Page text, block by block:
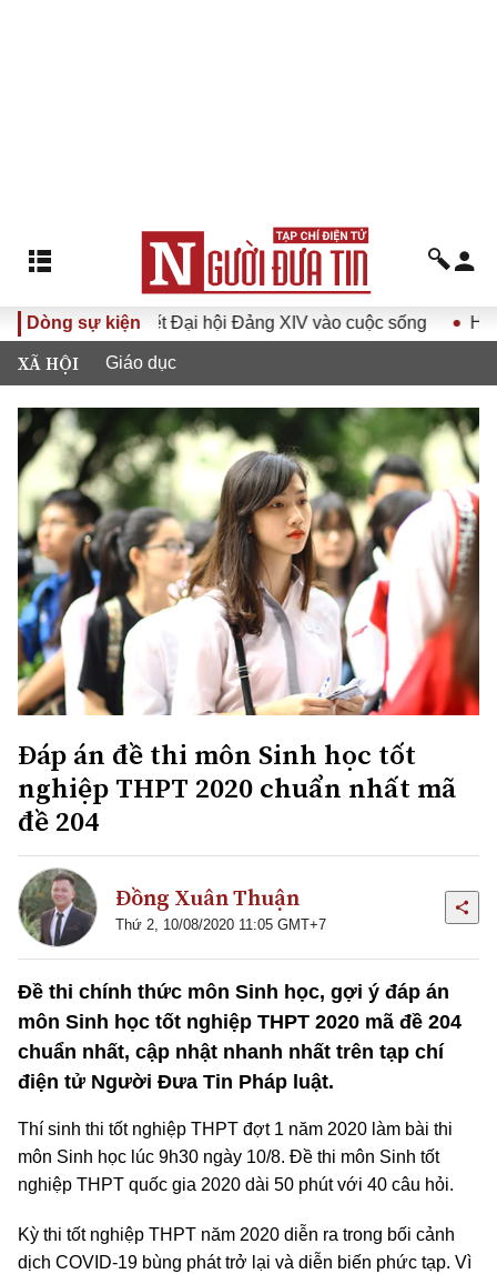
Dòng sự kiện
Nghị quyết Đại hội Đảng XIV vào cuộc sống Hướng tới
XÃ HỘI Giáo dục
Đáp án đề thi môn Sinh học tốt
nghiệp THPT 2020 chuẩn nhất mã
đề 204
Đồng Xuân Thuận
Thứ 2, 10/08/2020 11:05 GMT+7
Đề thi chính thức môn Sinh học, gợi ý đáp án
môn Sinh học tốt nghiệp THPT 2020 mã đề 204
chuẩn nhất, cập nhật nhanh nhất trên tạp chí
điện tử Người Đưa Tin Pháp luật.
Thí sinh thi tốt nghiệp THPT đợt 1 năm 2020 làm bài thi
môn Sinh học lúc 9h30 ngày 10/8. Đề thi môn Sinh tốt
nghiệp THPT quốc gia 2020 dài 50 phút với 40 câu hỏi.
Kỳ thi tốt nghiệp THPT năm 2020 diễn ra trong bối cảnh
dịch COVID-19 bùng phát trở lại và diễn biến phức tạp. Vì